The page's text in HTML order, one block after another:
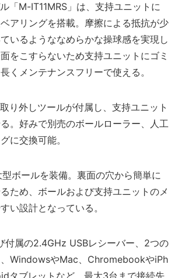
「M-IT11MRS」は、支持ユニットに
アリングを搭載。摩擦による抵抗が少
いるようななめらかな操球感を実現し
をこすらないため支持ユニットにゴミ
くメンテナンスフリーで使える。
り外しツールが付属し、支持ユニット
。好みで別売のボールローラー、人工
に交換可能。
ボールを装備。裏面の穴から簡単に
ため、ボールおよび支持ユニットのメ
い設計となっている。
属の2.4GHz USBレシーバー、2つの
WindowsやMac、ChromebookやiPh
タブレットなど、最大3台まで接続先